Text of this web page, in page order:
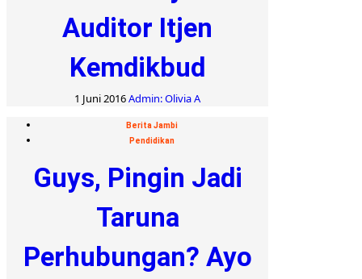
Auditor Itjen
Kemdikbud
1 Juni 2016Admin: Olivia A
Berita Jambi
Pendidikan
Guys, Pingin Jadi
Taruna
Perhubungan? Ayo